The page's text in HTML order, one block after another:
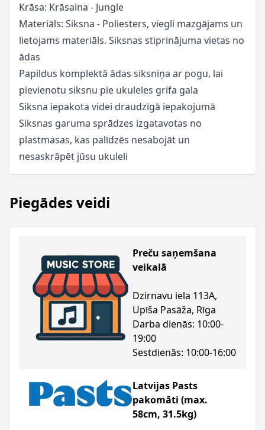
Krāsa: Krāsaina - Jungle
Materiāls: Siksna - Poliesters, viegli mazgājams un
lietojams materiāls. Siksnas stiprinājuma vietas no
ādas
Papildus komplektā ādas siksniņa ar pogu, lai
pievienotu siksnu pie ukuleles grifa gala
Siksna iepakota videi draudzīgā iepakojumā
Siksnas garuma sprādzes izgatavotas no
plastmasas, kas palīdzēs nesabojāt un
nesaskrāpēt jūsu ukuleli
Piegādes veidi
Preču saņemšana
veikalā
Dzirnavu iela 113A,
Upīša Pasāža, Rīga
Darba dienās: 10:00-
19:00
Sestdienās: 10:00-16:00
Latvijas Pasts
pakomāti (max.
58cm, 31.5kg)